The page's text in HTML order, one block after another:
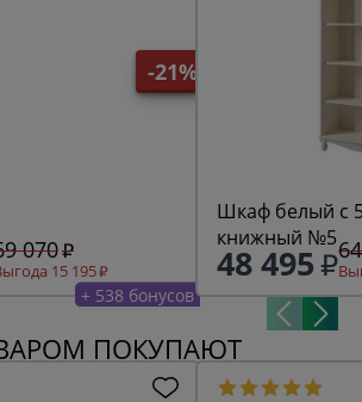
-21%
070
15 195
+ 538 бонусов
Шкаф белый с
книжный №5
48 495
ПОКУПАЮТ